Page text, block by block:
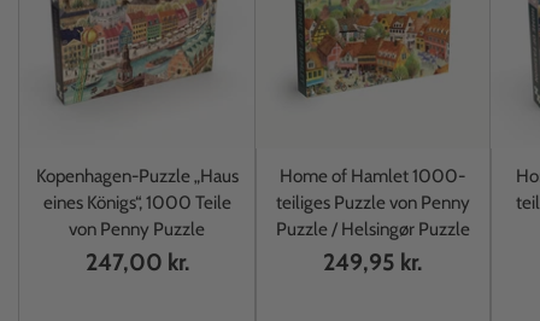
Kopenhagen-Puzzle „Haus
eines Königs“, 1000 Teile
von Penny Puzzle
247,00 kr.
Home of Hamlet 1000-
teiliges Puzzle von Penny
Puzzle / Helsingør Puzzle
249,95 kr.